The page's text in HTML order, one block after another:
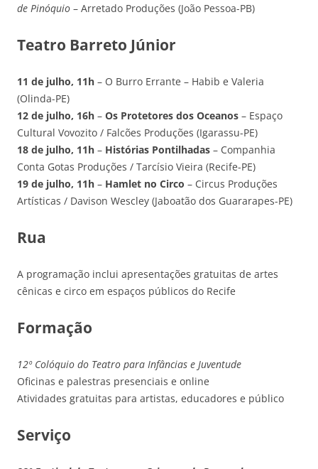
de Pinóquio – Arretado Produções (João Pessoa-PB)
Teatro Barreto Júnior
11 de julho, 11h – O Burro Errante – Habib e Valeria
(Olinda-PE)
12 de julho, 16h – Os Protetores dos Oceanos – Espaço
Cultural Vovozito / Falcões Produções (Igarassu-PE)
18 de julho, 11h – Histórias Pontilhadas – Companhia
Conta Gotas Produções / Tarcísio Vieira (Recife-PE)
19 de julho, 11h – Hamlet no Circo – Circus Produções
Artísticas / Davison Wescley (Jaboatão dos Guararapes-PE)
Rua
A programação inclui apresentações gratuitas de artes
cênicas e circo em espaços públicos do Recife
Formação
12º Colóquio do Teatro para Infâncias e Juventude
Oficinas e palestras presenciais e online
Atividades gratuitas para artistas, educadores e público
Serviço